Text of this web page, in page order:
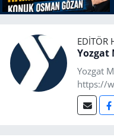
EDITÖR
Yozgat
Yozgat
https://